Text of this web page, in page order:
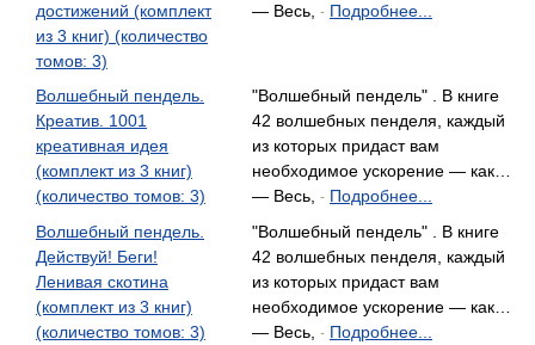
достижений (комплект
из 3 книг) (количество
томов: 3)
— Весь,
- Подробнее...
Волшебный пендель.
Креатив. 1001
креативная идея
(комплект из 3 книг)
(количество томов: 3)
"Волшебный пендель" . В книге
42 волшебных пенделя, каждый
из которых придаст вам
необходимое ускорение — как…
— Весь,
- Подробнее...
Волшебный пендель.
Действуй! Беги!
Ленивая скотина
(комплект из 3 книг)
(количество томов: 3)
"Волшебный пендель" . В книге
42 волшебных пенделя, каждый
из которых придаст вам
необходимое ускорение — как…
— Весь,
- Подробнее...